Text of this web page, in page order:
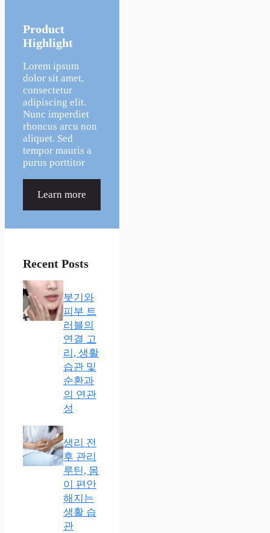
Product
Highlight
Lorem ipsum
dolor sit amet,
consectetur
adipiscing elit.
Nunc imperdiet
rhoncus arcu non
aliquet. Sed
tempor mauris a
purus porttitor
Learn more
Recent Posts
붓기와
피부 트
러블의
연결 고
리, 생활
습관 및
순환과
의 연관
성
생리 전
후 관리
루틴, 몸
이 편안
해지는
생활 습
관